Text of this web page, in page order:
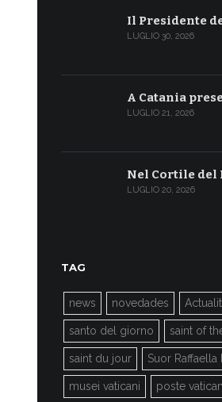
Il Presidente
LUGLIO 30, 2026
A Catania
LUGLIO 21, 2026
Nel Cortile del
LUGLIO 20, 2026
TAG
news novedades
santo del giorno saint of
saint du jour Suor Raffaella
musei vaticani poste